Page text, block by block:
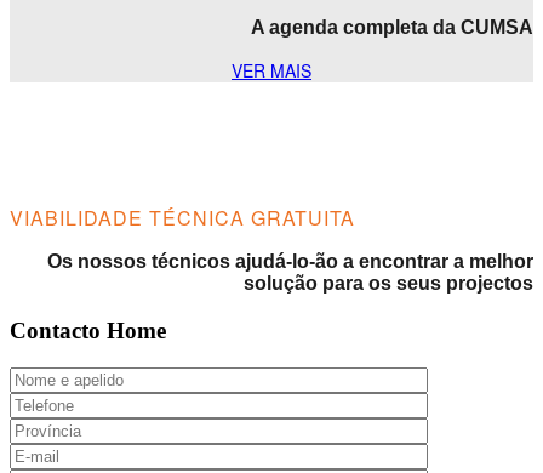
A agenda completa da CUMSA
VER MAIS
VIABILIDADE TÉCNICA GRATUITA
Os nossos técnicos ajudá-lo-ão a encontrar a melhor
solução para os seus projectos
Contacto Home